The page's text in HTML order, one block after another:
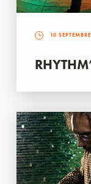
10 SEPTEMBRE